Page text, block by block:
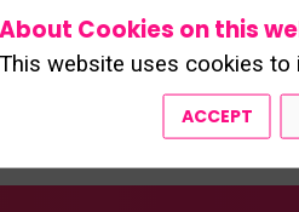
ALL
Cookies on this
website uses cookies to
ACCEPT